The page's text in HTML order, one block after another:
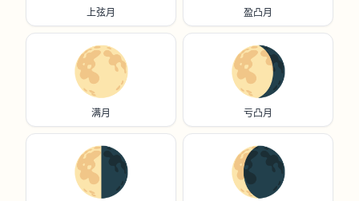
上弦月 盈凸月
🌕️
满月
🌖
亏凸月
🌗 🌘